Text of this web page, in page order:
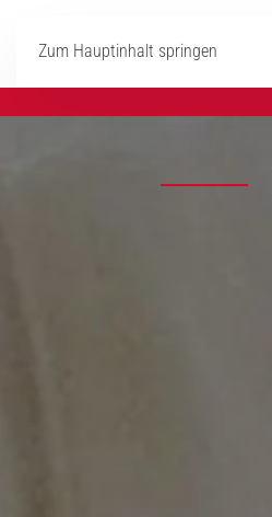
Zum Hauptinhalt springen